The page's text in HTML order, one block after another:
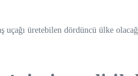
üretebilen dördüncü ülke